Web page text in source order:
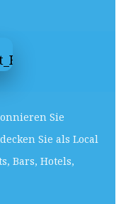
Sie
Sie als Local
Bars, Hotels,